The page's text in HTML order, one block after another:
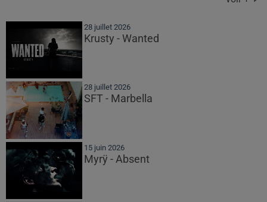
28 juillet 2026
Krusty - Wanted
28 juillet 2026
SFT - Marbella
15 juin 2026
Myrÿ - Absent